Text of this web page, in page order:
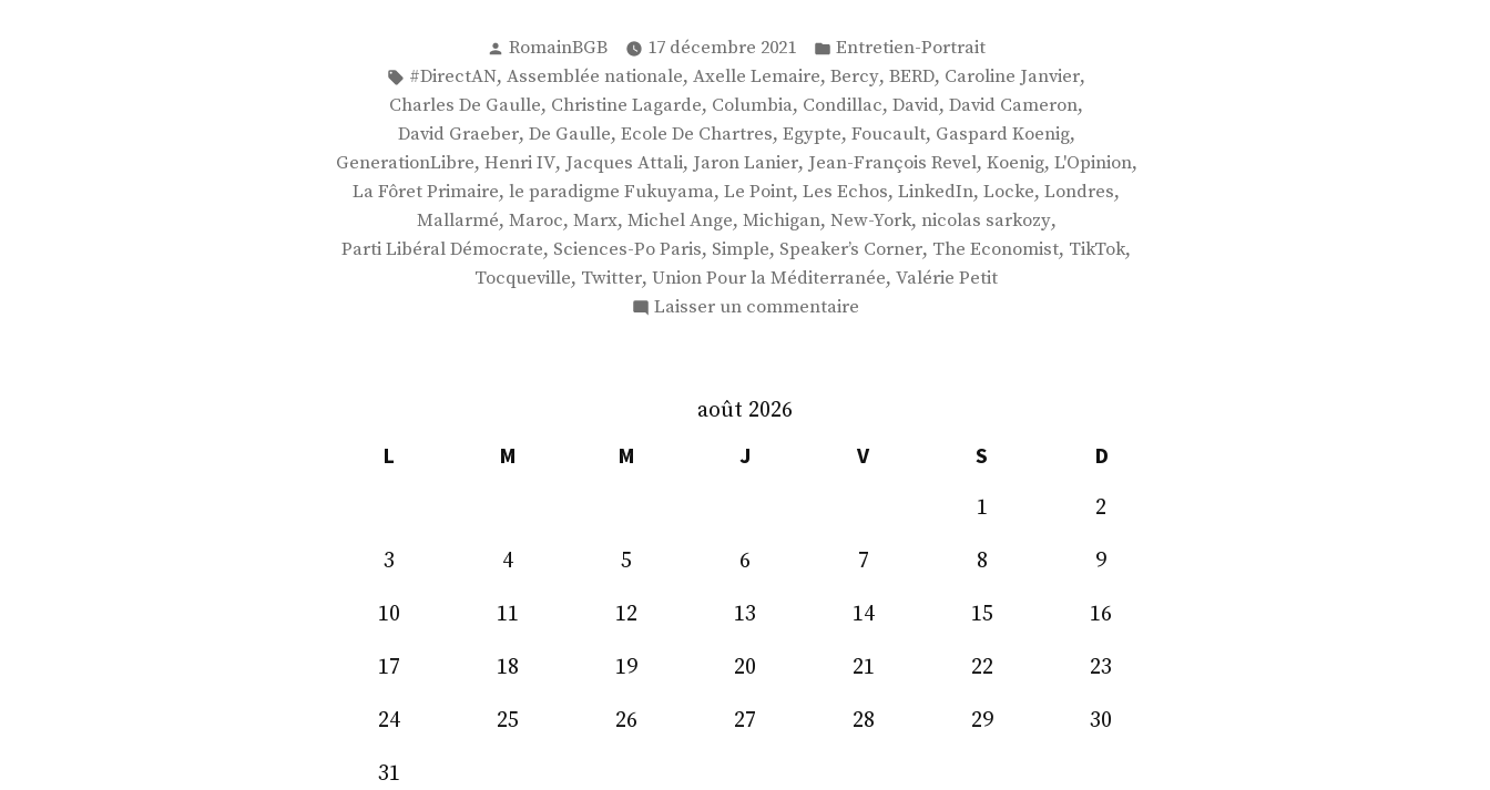
Publié
par
RomainBGB 17 décembre 2021
Publié
dans
Entretien-Portrait
Étiquettes :
#DirectAN, Assemblée nationale, Axelle Lemaire, Bercy, BERD, Caroline Janvier,
Charles De Gaulle, Christine Lagarde, Columbia, Condillac, David, David Cameron,
David Graeber, De Gaulle, Ecole De Chartres, Egypte, Foucault, Gaspard Koenig,
GenerationLibre, Henri IV, Jacques Attali, Jaron Lanier, Jean-François Revel, Koenig, L'Opinion,
La Fôret Primaire, le paradigme Fukuyama, Le Point, Les Echos, LinkedIn, Locke, Londres,
Mallarmé, Maroc, Marx, Michel Ange, Michigan, New-York, nicolas sarkozy,
Parti Libéral Démocrate, Sciences-Po Paris, Simple, Speaker’s Corner, The Economist, TikTok,
Tocqueville, Twitter, Union Pour la Méditerranée, Valérie Petit
Laisser un commentairesur
août 2026
L
M M J V S
D
1
2
3
4 5 6 7 8
9
10
11 12 13 14 15
16
17
18 19 20 21 22
23
24
25 26 27 28 29
30
31